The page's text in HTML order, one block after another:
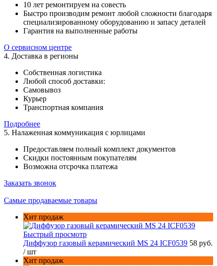
10 лет ремонтируем на совесть
Быстро производим ремонт любой сложности благодаря
специализированному оборудованию и запасу деталей
Гарантия на выполненные работы
О сервисном центре
4. Доставка в регионы
Собственная логистика
Любой способ доставки:
Самовывоз
Курьер
Транспортная компания
Подробнее
5. Налаженная коммуникация с юрлицами
Предоставляем полный комплект документов
Скидки постоянным покупателям
Возможна отсрочка платежа
Заказать звонок
Самые продаваемые товары
Хит продаж
Быстрый просмотр
Диффузор газовый керамический MS 24 ICF0539 58 руб.
/ шт
Хит продаж